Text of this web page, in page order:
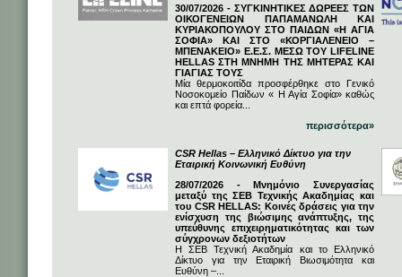
30/07/2026 - ΣΥΓΚΙΝΗΤΙΚΕΣ ΔΩΡΕΕΣ ΤΩΝ
ΟΙΚΟΓΕΝΕΙΩΝ ΠΑΠΑΜΑΝΩΛΗ ΚΑΙ
ΚΥΡΙΑΚΟΠΟΥΛΟΥ ΣΤΟ ΠΑΙΔΩΝ «Η ΑΓΙΑ
ΣΟΦΙΑ» ΚΑΙ ΣΤΟ «ΚΟΡΓΙΑΛΕΝΕΙΟ –
ΜΠΕΝΑΚΕΙΟ» Ε.Ε.Σ. ΜΕΣΩ ΤΟΥ LIFELINE
HELLAS ΣΤΗ ΜΝΗΜΗ ΤΗΣ ΜΗΤΕΡΑΣ ΚΑΙ
ΓΙΑΓΙΑΣ ΤΟΥΣ
Μία θερμοκοιτίδα προσφέρθηκε στο Γενικό
Νοσοκομείο Παίδων « Η Αγία Σοφία» καθώς
και επτά φορεία...
περισσότερα»
CSR Hellas – Ελληνικό Δίκτυο για την
Εταιρική Κοινωνική Ευθύνη
28/07/2026 - Μνημόνιο Συνεργασίας
μεταξύ της ΣΕΒ Τεχνικής Ακαδημίας και
του CSR HELLAS: Κοινές δράσεις για την
ενίσχυση της βιώσιμης ανάπτυξης, της
υπεύθυνης επιχειρηματικότητας και των
σύγχρονων δεξιοτήτων
Η ΣΕΒ Τεχνική Ακαδημία και το Ελληνικό
Δίκτυο για την Εταιρική Βιωσιμότητα και
Ευθύνη –...